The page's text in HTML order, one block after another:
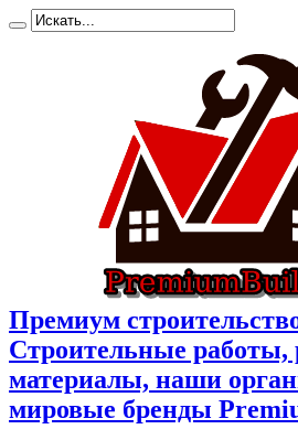
Премиум
Cтроительные
материалы, наши
мировые бренды